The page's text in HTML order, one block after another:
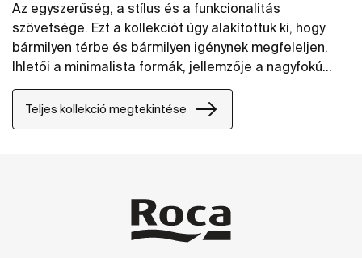
Az egyszerűség, a stílus és a funkcionalitás
szövetsége. Ezt a kollekciót úgy alakítottuk ki, hogy
bármilyen térbe és bármilyen igénynek megfeleljen.
Ihletői a minimalista formák, jellemzője a nagyfokú
rugalmasság. Megoldás lehet mind kicsi, mind nagy
projektekben, akár közösségi, akár
magánfelhasználásra.
Teljes kollekció megtekintése